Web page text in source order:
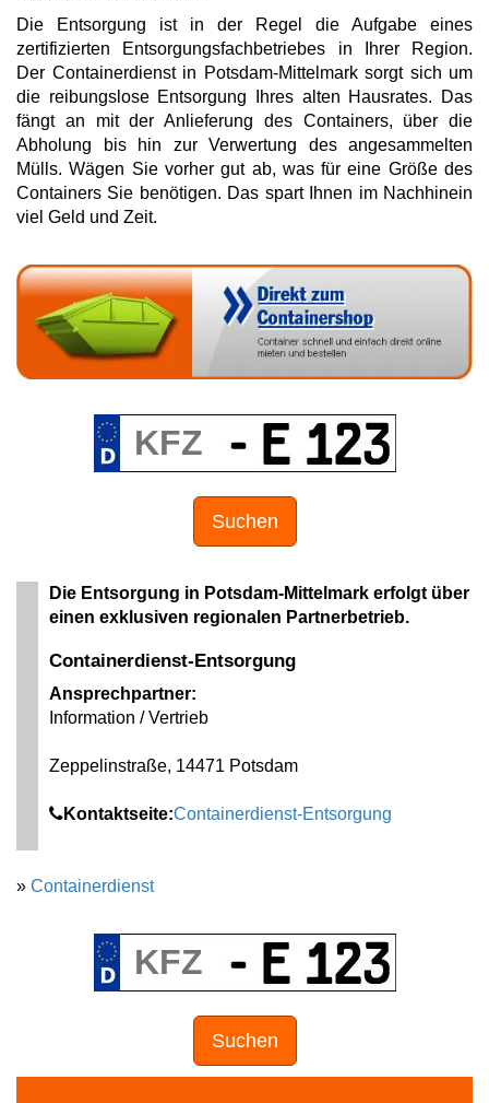
Die Entsorgung ist in der Regel die Aufgabe eines
zertifizierten Entsorgungsfachbetriebes in Ihrer Region.
Der Containerdienst in Potsdam-Mittelmark sorgt sich um
die reibungslose Entsorgung Ihres alten Hausrates. Das
fängt an mit der Anlieferung des Containers, über die
Abholung bis hin zur Verwertung des angesammelten
Mülls. Wägen Sie vorher gut ab, was für eine Größe des
Containers Sie benötigen. Das spart Ihnen im Nachhinein
viel Geld und Zeit.
Suchen
Die Entsorgung in Potsdam-Mittelmark erfolgt über
einen exklusiven regionalen Partnerbetrieb.
Containerdienst-Entsorgung
Ansprechpartner:
Information / Vertrieb
Zeppelinstraße, 14471 Potsdam
Kontaktseite:Containerdienst-Entsorgung
» Containerdienst
Suchen